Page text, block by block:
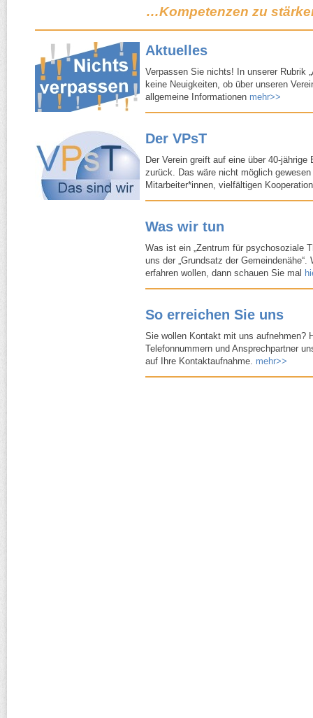
…Kompetenzen zu
Aktuelles
Verpassen Sie nichts! In unserer Rubrik
keine Neuigkeiten, ob über unseren
allgemeine Informationen mehr>>
Der VPsT
Der Verein greift auf eine über 40-​jährige
zurück. Das wäre nicht möglich
Mitarbeiter*innen, vielfältigen
Was wir tun
Was ist ein „Zentrum für psychosoziale
uns der „Grundsatz der Gemeindenähe“.
erfahren wollen, dann schauen Sie mal
So erreichen Sie uns
Sie wollen Kontakt mit uns aufnehmen?
Telefonnummern und Ansprechpartner
auf Ihre Kontaktaufnahme. mehr>>